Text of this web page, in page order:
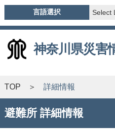
言語選択 Select
神奈川県災害
TOP 詳細情報
避難所 詳細情報